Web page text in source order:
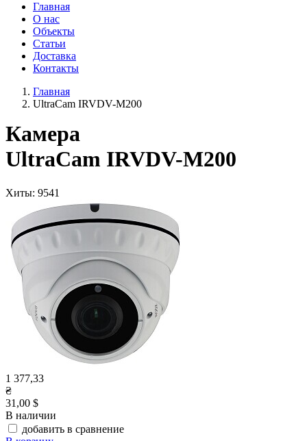
Главная
О нас
Объекты
Статьи
Доставка
Контакты
Главная
UltraCam IRVDV-М200
Камера
UltraCam IRVDV-М200
Хиты: 9541
1 377,33
₴
31,00 $
В наличии
добавить в сравнение